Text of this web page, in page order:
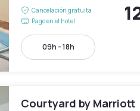
Cancelación gratuita
Pago en el hotel
09h - 18h
Courtyard by Marriott